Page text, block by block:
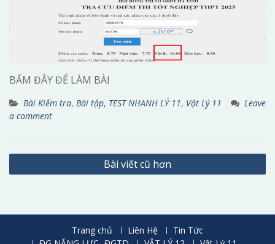
BẤM ĐÂY ĐỂ LÀM BÀI
Bài Kiểm tra, Bài tập, TEST NHANH LÝ 11, Vật Lý 11
Leave
a comment
Điều
hướng
viết
Bài viết cũ hơn
Trang chủ Liên Hệ
Tin Tức